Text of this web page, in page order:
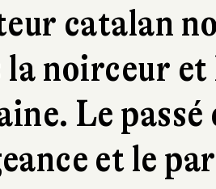
catalan
la noirceur et
Le
et le